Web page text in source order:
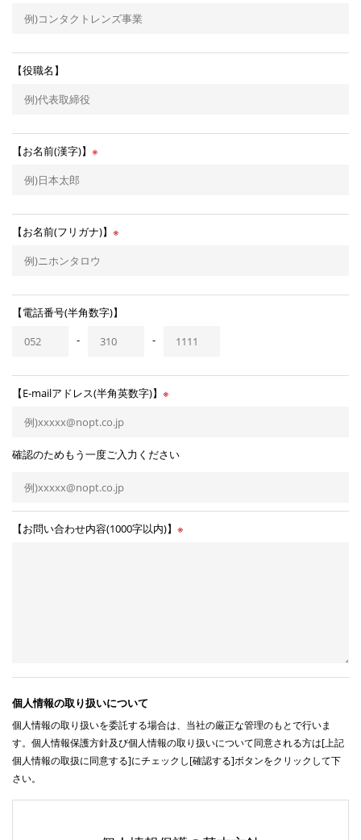
【役職名】
【お名前(漢字)】 ※
【お名前(フリガナ)】 ※
【電話番号(半角数字)】
-
-
【E-mailアドレス(半角英数字)】 ※
確認のためもう一度ご入力ください
【お問い合わせ内容(1000字以内)】 ※
個人情報の取り扱いについて
個人情報の取り扱いを委託する場合は、当社の厳正な管理のもとで行いま
す。個人情報保護方針及び個人情報の取り扱いについて同意される方は[上記
個人情報の取扱に同意する]にチェックし[確認する]ボタンをクリックして下
さい。